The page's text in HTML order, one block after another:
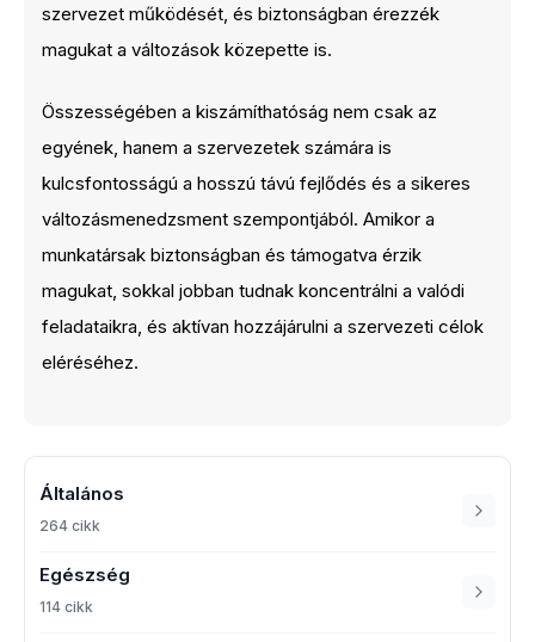
szervezet működését, és biztonságban érezzék
magukat a változások közepette is.
Összességében a kiszámíthatóság nem csak az
egyének, hanem a szervezetek számára is
kulcsfontosságú a hosszú távú fejlődés és a sikeres
változásmenedzsment szempontjából. Amikor a
munkatársak biztonságban és támogatva érzik
magukat, sokkal jobban tudnak koncentrálni a valódi
feladataikra, és aktívan hozzájárulni a szervezeti célok
eléréséhez.
Általános
264 cikk
Egészség
114 cikk